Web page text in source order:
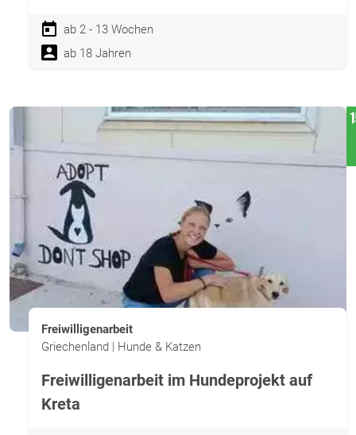
ab 2 - 13 Wochen
ab 18 Jahren
Freiwilligenarbeit
Griechenland | Hunde & Katzen
Freiwilligenarbeit im Hundeprojekt auf
Kreta